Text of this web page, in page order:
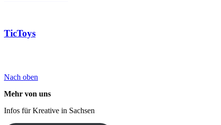
TicToys
Nach oben
Mehr von uns
Infos für Kreative in Sachsen